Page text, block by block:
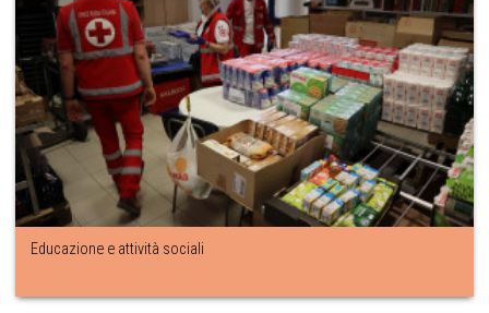
Educazione e attività sociali